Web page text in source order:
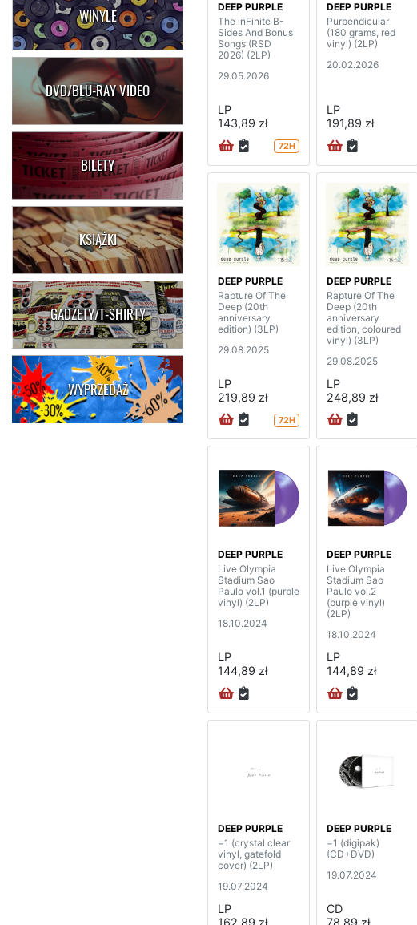
WINYLE
DVD/BLU-RAY VIDEO
BILETY
KSIĄŻKI
GADŻETY/T-SHIRTY
WYPRZEDAŻ
DEEP PURPLE
The inFinite B-
Sides And Bonus
Songs (RSD
2026) (2LP)
29.05.2026
LP
143,89 zł
72H
DEEP PURPLE
Purpendicular
(180 grams, red
vinyl) (2LP)
20.02.2026
LP
191,89 zł
DEEP PURPLE
Rapture Of The
Deep (20th
anniversary
edition) (3LP)
29.08.2025
LP
219,89 zł
72H
DEEP PURPLE
Rapture Of The
Deep (20th
anniversary
edition, coloured
vinyl) (3LP)
29.08.2025
LP
248,89 zł
DEEP PURPLE
Live Olympia
Stadium Sao
Paulo vol.1 (purple
vinyl) (2LP)
18.10.2024
LP
144,89 zł
DEEP PURPLE
Live Olympia
Stadium Sao
Paulo vol.2
(purple vinyl)
(2LP)
18.10.2024
LP
144,89 zł
DEEP PURPLE
=1 (crystal clear
vinyl, gatefold
cover) (2LP)
19.07.2024
LP
162,89 zł
DEEP PURPLE
=1 (digipak)
(CD+DVD)
19.07.2024
CD
78,89 zł